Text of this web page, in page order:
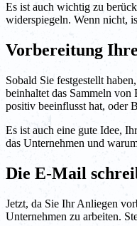
Es ist auch wichtig zu
widerspiegeln. Wenn nicht,
Vorbereitung
Sobald Sie festgestellt
beinhaltet das Sammeln
positiv beeinflusst hat, oder
Es ist auch eine gute Idee,
das Unternehmen und
Die E-Mail
Jetzt, da Sie Ihr Anliegen
Unternehmen zu arbeiten.